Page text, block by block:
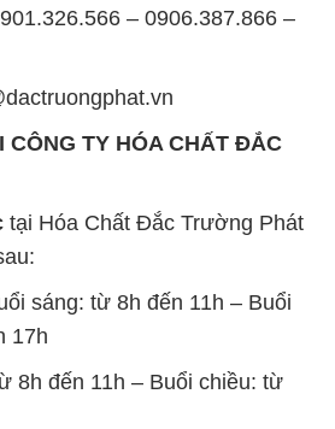
– 0906.387.866 –
CÔNG TY HÓA CHẤT ĐẮC
tại Hóa Chất Đắc Trường Phát
sáng: từ 8h đến 11h – Buổi
17h
8h đến 11h – Buổi chiều: từ